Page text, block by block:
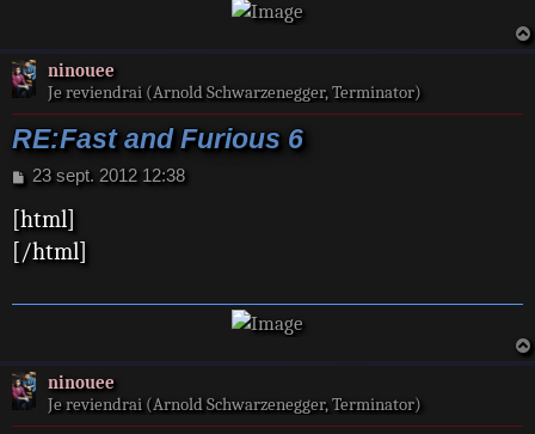
ninouee
Je reviendrai (Arnold Schwarzenegger, Terminator)
RE:Fast and Furious 6
M
s
s
a
e
23 sept. 2012 12:38
[html]
[/html]
ninouee
Je reviendrai (Arnold Schwarzenegger, Terminator)